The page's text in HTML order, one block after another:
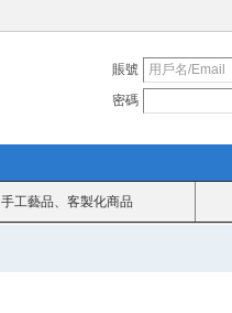
賬號
密碼
手工藝品、客製化商品